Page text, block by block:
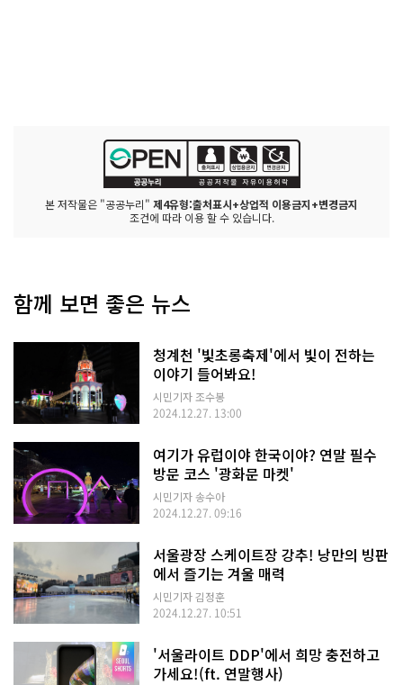
본 저작물은 "공공누리" 제4유형:출처표시+상업적 이용금지+변경금지
조건에 따라 이용 할 수 있습니다.
함께 보면 좋은 뉴스
청계천 '빛초롱축제'에서 빛이 전하는
이야기 들어봐요!
시민기자 조수봉
2024.12.27. 13:00
여기가 유럽이야 한국이야? 연말 필수
방문 코스 '광화문 마켓'
시민기자 송수아
2024.12.27. 09:16
서울광장 스케이트장 강추! 낭만의 빙판
에서 즐기는 겨울 매력
시민기자 김정훈
2024.12.27. 10:51
'서울라이트 DDP'에서 희망 충전하고
가세요!(ft. 연말행사)